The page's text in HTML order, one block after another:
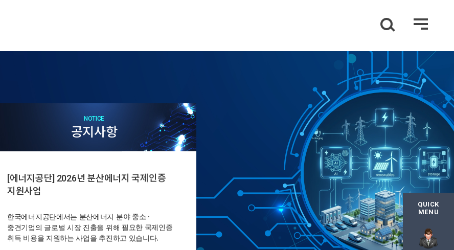
QUICK
MENU
NOTICE
공지사항
[에너지공단] 2026년 분산에너지 국제인증
지원사업
한국에너지공단에서는 분산에너지 분야 중소 ·
중견기업의 글로벌 시장 진출을 위해 필요한 국제인증
취득 비용을 지원하는 사업을 추진하고 있습니다.